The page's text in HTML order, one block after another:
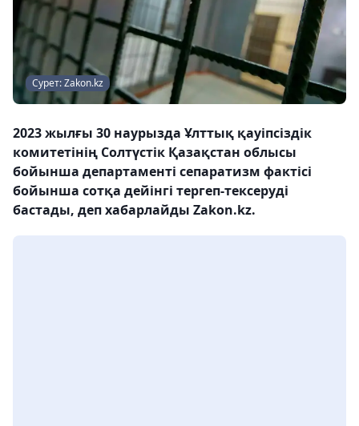
Сурет: Zakon.kz
2023 жылғы 30 наурызда Ұлттық қауіпсіздік
комитетінің Солтүстік Қазақстан облысы
бойынша департаменті сепаратизм фактісі
бойынша сотқа дейінгі тергеп-тексеруді
бастады, деп хабарлайды Zakon.kz.